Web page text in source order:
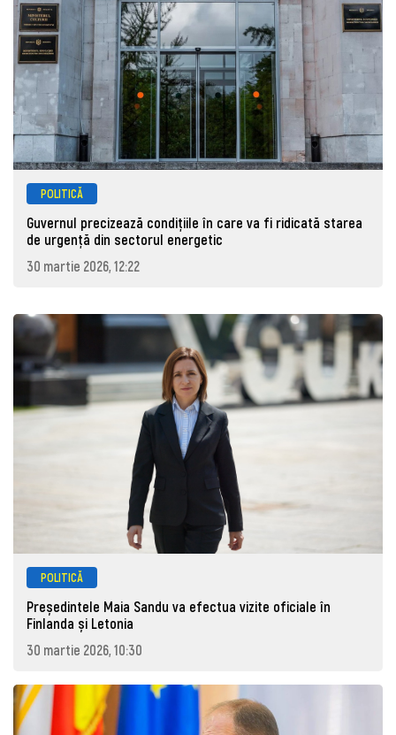
POLITICĂ
Guvernul precizează condițiile în care va fi ridicată starea
de urgență din sectorul energetic
30 martie 2026, 12:22
POLITICĂ
Președintele Maia Sandu va efectua vizite oficiale în
Finlanda și Letonia
30 martie 2026, 10:30